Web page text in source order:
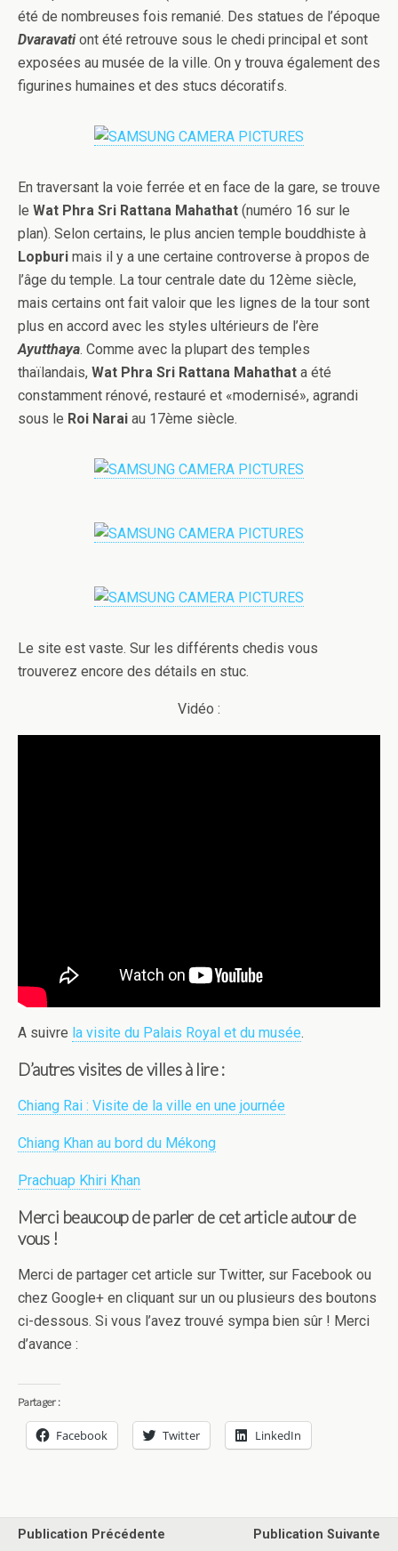
été de nombreuses fois remanié. Des statues de l’époque
Dvaravationt été retrouve sous le chedi principal et sont
exposées au musée de la ville. On y trouva également des
figurines humaines et des stucs décoratifs.
En traversant la voie ferrée et en face de la gare, se trouve
le Wat Phra Sri Rattana Mahathat (numéro 16 sur le
plan). Selon certains, le plus ancien temple bouddhiste à
Lopburi mais il y a une certaine controverse à propos de
l’âge du temple. La tour centrale date du 12ème siècle,
mais certains ont fait valoir que les lignes de la tour sont
plus en accord avec les styles ultérieurs de l’ère
Ayutthaya. Comme avec la plupart des temples
thaïlandais, Wat Phra Sri Rattana Mahathat a été
constamment rénové, restauré et «modernisé», agrandi
sous le Roi Narai au 17ème siècle.
Le site est vaste. Sur les différents chedis vous
trouverez encore des détails en stuc.
Vidéo :
A suivre la visite du Palais Royal et du musée.
D’autres visites de villes à lire :
Chiang Rai : Visite de la ville en une journée
Chiang Khan au bord du Mékong
Prachuap Khiri Khan
Merci beaucoup de parler de cet article autour de
vous !
Merci de partager cet article sur Twitter, sur Facebook ou
chez Google+ en cliquant sur un ou plusieurs des boutons
ci-dessous. Si vous l’avez trouvé sympa bien sûr ! Merci
d’avance :
Partager :
Facebook Twitter LinkedIn
Publication Précédente
Publication Suivante